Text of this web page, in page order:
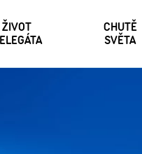
ŽIVOT
CHUTĚ
SVĚTA